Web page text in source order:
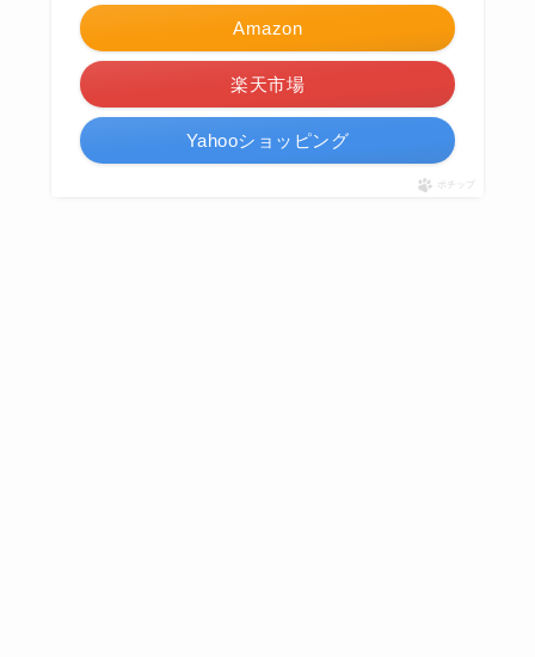
Amazon
楽天市場
Yahooショッピング
ポチップ